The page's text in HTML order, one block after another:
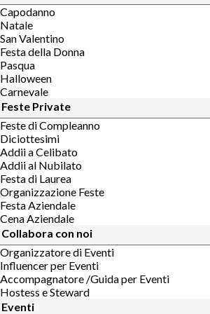
Capodanno
Natale
San Valentino
Festa della Donna
Pasqua
Halloween
Carnevale
Feste Private
Feste di Compleanno
Diciottesimi
Addii a Celibato
Addii al Nubilato
Festa di Laurea
Organizzazione Feste
Festa Aziendale
Cena Aziendale
Collabora con noi
Organizzatore di Eventi
Influencer per Eventi
Accompagnatore /Guida per Eventi
Hostess e Steward
Eventi